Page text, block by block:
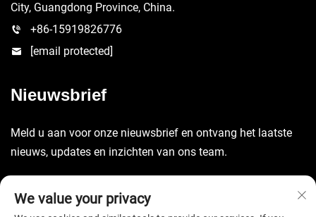
City, Guangdong Province, China.
+86-15919826776
[email protected]
Nieuwsbrief
Meld u aan voor onze nieuwsbrief en ontvang het laatste
nieuws, updates en inzichten van ons team.
We value your privacy